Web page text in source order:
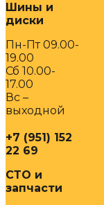
Шины и
диски
Пн-Пт 09.00-
19.00
Сб 10.00-
17.00
Вс –
выходной
+7 (951) 152
22 69
СТО и
запчасти